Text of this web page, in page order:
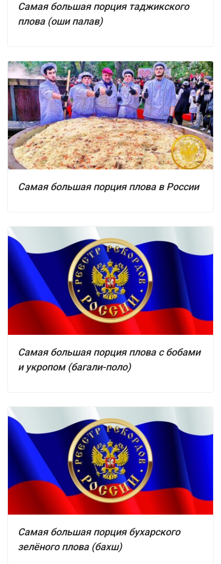
Самая большая порция таджикского
плова (оши палав)
Самая большая порция плова в России
Самая большая порция плова с бобами
и укропом (багали-поло)
Самая большая порция бухарского
зелёного плова (бахш)